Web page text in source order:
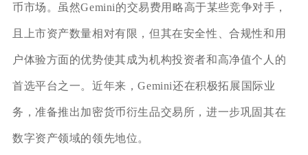
币市场。虽然Gemini的交易费用略高于某些竞争对手，
且上市资产数量相对有限，但其在安全性、合规性和用
户体验方面的优势使其成为机构投资者和高净值个人的
首选平台之一。近年来，Gemini还在积极拓展国际业
务，准备推出加密货币衍生品交易所，进一步巩固其在
数字资产领域的领先地位。